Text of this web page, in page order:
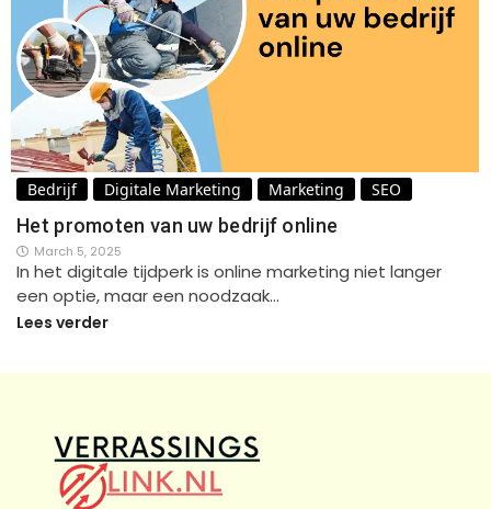
Bedrijf Digitale Marketing Marketing SEO
Het promoten van uw bedrijf online
March 5, 2025
In het digitale tijdperk is online marketing niet langer
een optie, maar een noodzaak…
Lees verder